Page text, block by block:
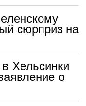
сюрприз на
Хельсинки
о